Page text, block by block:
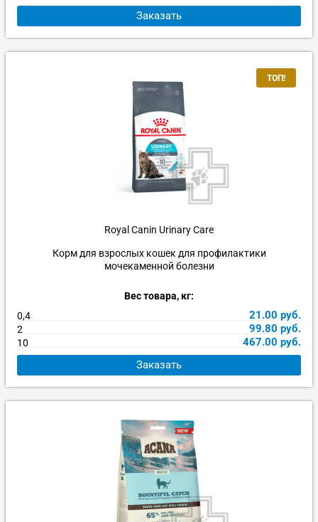
Заказать
ТОП!
Royal Canin Urinary Care
Корм для взрослых кошек для профилактики
мочекаменной болезни
Вес товара, кг:
0,4
21.00 руб.
2 99.80 руб.
10 467.00 руб.
Заказать